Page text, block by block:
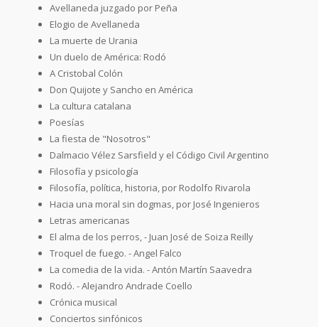
Avellaneda juzgado por Peña
Elogio de Avellaneda
La muerte de Urania
Un duelo de América: Rodó
A Cristobal Colón
Don Quijote y Sancho en América
La cultura catalana
Poesías
La fiesta de "Nosotros"
Dalmacio Vélez Sarsfield y el Código Civil Argentino
Filosofía y psicología
Filosofía, política, historia, por Rodolfo Rivarola
Hacia una moral sin dogmas, por José Ingenieros
Letras americanas
El alma de los perros, - Juan José de Soiza Reilly
Troquel de fuego. - Angel Falco
La comedia de la vida. - Antón Martín Saavedra
Rodó. - Alejandro Andrade Coello
Crónica musical
Conciertos sinfónicos